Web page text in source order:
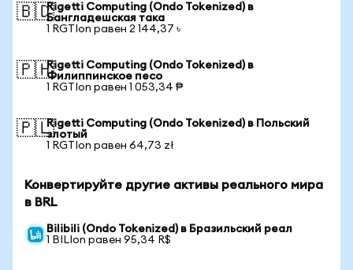
🇧🇩Rigetti Computing (Ondo Tokenized) в
Бангладешская така
1 RGTIon равен 2 144,37 ৳
🇵🇭Rigetti Computing (Ondo Tokenized) в
Филиппинское песо
1 RGTIon равен 1 053,34 ₱
🇵🇱Rigetti Computing (Ondo Tokenized) в Польский
злотый
1 RGTIon равен 64,73 zł
Конвертируйте другие активы реального мира
в BRL
Bilibili (Ondo Tokenized) в Бразильский реал
1 BILIon равен 95,34 R$